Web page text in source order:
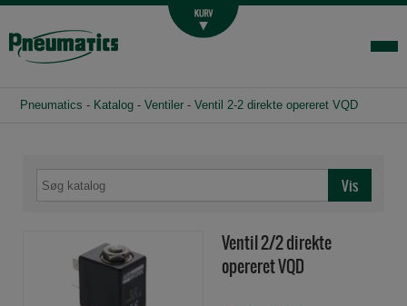
Fittings og slange
Login-infocenter
Pneumatics - Katalog - Ventiler - Ventil 2-2 direkte opereret VQD
Ventil 2/2 direkte
opereret VQD